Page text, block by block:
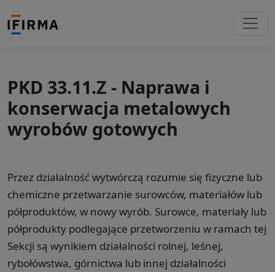
PKD 33.11.Z - Naprawa i
konserwacja metalowych
wyrobów gotowych
Przez działalność wytwórczą rozumie się fizyczne lub
chemiczne przetwarzanie surowców, materiałów lub
półproduktów, w nowy wyrób. Surowce, materiały lub
półprodukty podlegające przetworzeniu w ramach tej
Sekcji są wynikiem działalności rolnej, leśnej,
rybołówstwa, górnictwa lub innej działalności